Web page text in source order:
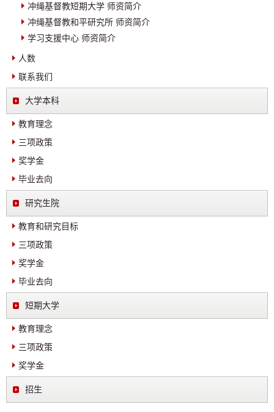
冲绳基督教短期大学 师资简介
冲绳基督教和平研究所 师资简介
学习支援中心 师资简介
人数
联系我们
大学本科
教育理念
三项政策
奖学金
毕业去向
研究生院
教育和研究目标
三项政策
奖学金
毕业去向
短期大学
教育理念
三项政策
奖学金
招生